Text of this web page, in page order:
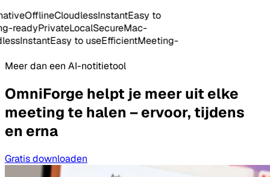
OfflineCloudlessInstantEasy to
readyPrivateLocalSecureMac-
InstantEasy to useEfficientMeeting-
Meer dan een AI-notitietool
OmniForge helpt je meer uit elke
meeting te halen – ervoor, tijdens
en erna
Gratis downloaden